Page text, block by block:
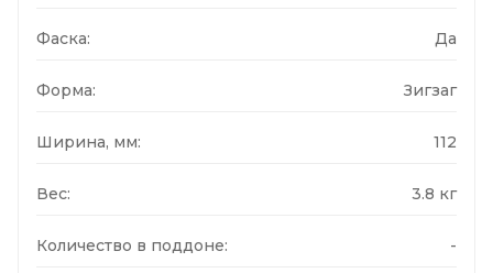
Фаска: Да
Форма: Зигзаг
Ширина, мм: 112
Вес: 3.8 кг
Количество в поддоне: -